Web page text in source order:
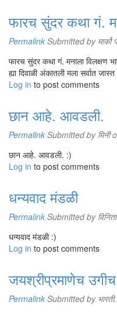
फारच सुंदर कथा गं.
Permalink Submitted by मार्को
फारच सुंदर कथा गं. मनाला विलक्षण
ह्या दिवाळी अंकातली मला सर्वात
Log in to post comments
छान आहे. आवडली.
Permalink Submitted by मिनी
छान आहे. आवडली. :)
Log in to post comments
धन्यवाद मंडळी
Permalink Submitted by
धन्यवाद मंडळी :)
Log in to post comments
जयश्रीप्रमाणेच उगीच
Permalink Submitted by भारती..